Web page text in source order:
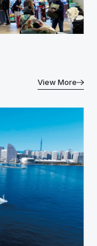
View More